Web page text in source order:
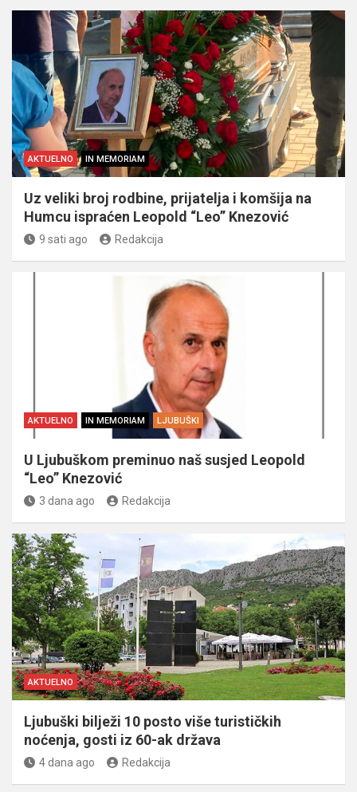
AKTUELNO IN MEMORIAM
Uz veliki broj rodbine, prijatelja i komšija na
Humcu ispraćen Leopold “Leo” Knezović
9 sati ago Redakcija
AKTUELNO IN MEMORIAM LJUBUŠKI
U Ljubuškom preminuo naš susjed Leopold
“Leo” Knezović
3 dana ago Redakcija
AKTUELNO
Ljubuški bilježi 10 posto više turističkih
noćenja, gosti iz 60-ak država
4 dana ago Redakcija